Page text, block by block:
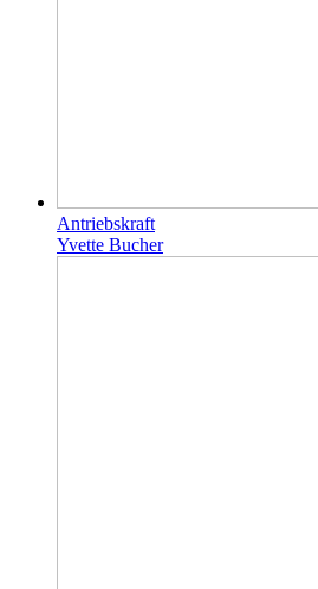
Antriebskraft
Yvette Bucher